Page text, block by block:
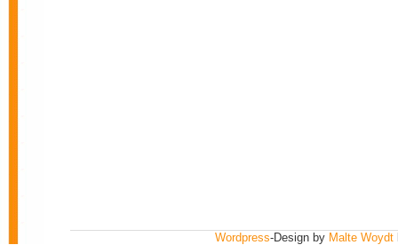
Wordpress-Design by Malte Woydt